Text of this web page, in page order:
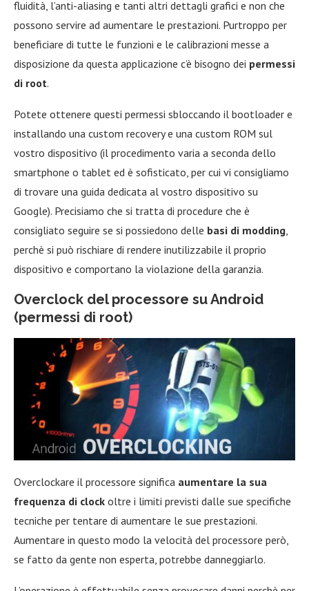
fluidità, l’anti-aliasing e tanti altri dettagli grafici e non che
possono servire ad aumentare le prestazioni. Purtroppo per
beneficiare di tutte le funzioni e le calibrazioni messe a
disposizione da questa applicazione c’è bisogno dei permessi
di root.
Potete ottenere questi permessi sbloccando il bootloader e
installando una custom recovery e una custom ROM sul
vostro dispositivo (il procedimento varia a seconda dello
smartphone o tablet ed è sofisticato, per cui vi consigliamo
di trovare una guida dedicata al vostro dispositivo su
Google). Precisiamo che si tratta di procedure che è
consigliato seguire se si possiedono delle basi di modding
perchè si può rischiare di rendere inutilizzabile il proprio
dispositivo e comportano la violazione della garanzia.
Overclock del processore su Android
(permessi di root)
Overclockare il processore significa aumentare la sua
frequenza di clock oltre i limiti previsti dalle sue specifiche
tecniche per tentare di aumentare le sue prestazioni.
Aumentare in questo modo la velocità del processore però,
se fatto da gente non esperta, potrebbe danneggiarlo.